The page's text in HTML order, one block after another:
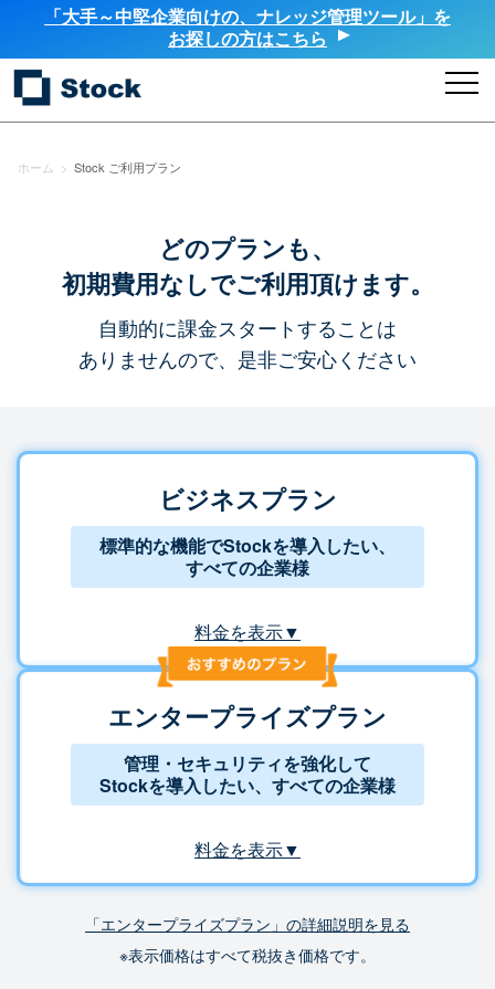
「大手～中堅企業向けの、ナレッジ管理ツール」を
お探しの方はこちら
ホーム > Stock ご利用プラン
どのプランも、
初期費用なしでご利用頂けます。
自動的に課金スタートすることは
ありませんので、是非ご安心ください
ビジネスプラン
標準的な機能でStockを導入したい、
すべての企業様
料金を表示▼
エンタープライズプラン
管理・セキュリティを強化して
Stockを導入したい、すべての企業様
料金を表示▼
「エンタープライズプラン」の詳細説明を見る
※表示価格はすべて税抜き価格です。